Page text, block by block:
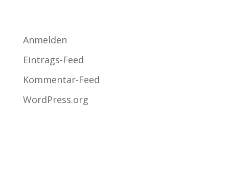
Anmelden
Eintrags-Feed
Kommentar-Feed
WordPress.org